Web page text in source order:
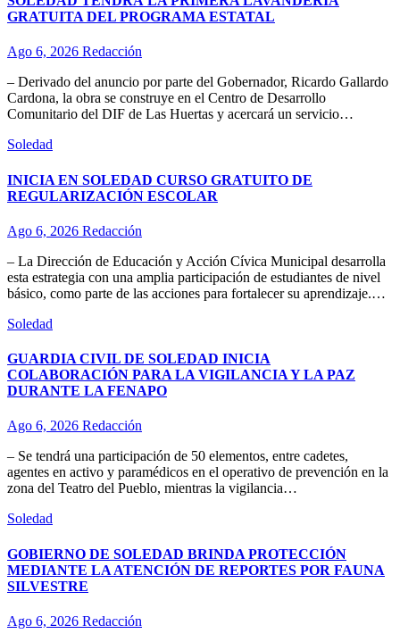
GRATUITA DEL PROGRAMA ESTATAL
Ago 6, 2026 Redacción
– Derivado del anuncio por parte del Gobernador, Ricardo Gallardo
Cardona, la obra se construye en el Centro de Desarrollo
Comunitario del DIF de Las Huertas y acercará un servicio…
Soledad
INICIA EN SOLEDAD CURSO GRATUITO DE
REGULARIZACIÓN ESCOLAR
Ago 6, 2026 Redacción
– La Dirección de Educación y Acción Cívica Municipal desarrolla
esta estrategia con una amplia participación de estudiantes de nivel
básico, como parte de las acciones para fortalecer su aprendizaje.…
Soledad
GUARDIA CIVIL DE SOLEDAD INICIA
COLABORACIÓN PARA LA VIGILANCIA Y LA PAZ
DURANTE LA FENAPO
Ago 6, 2026 Redacción
– Se tendrá una participación de 50 elementos, entre cadetes,
agentes en activo y paramédicos en el operativo de prevención en la
zona del Teatro del Pueblo, mientras la vigilancia…
Soledad
GOBIERNO DE SOLEDAD BRINDA PROTECCIÓN
MEDIANTE LA ATENCIÓN DE REPORTES POR FAUNA
SILVESTRE
Ago 6, 2026 Redacción